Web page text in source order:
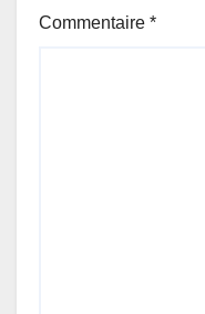
Commentaire *